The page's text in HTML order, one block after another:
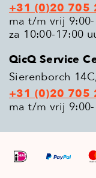
+31 (0)20 705
ma t/m vrij
za 10:00-17:00
QicQ Service
Sierenborch
+31 (0)20 705
ma t/m vrij